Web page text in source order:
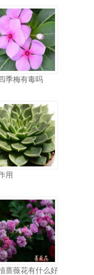
季梅有毒吗
用
蔷薇花有什么好